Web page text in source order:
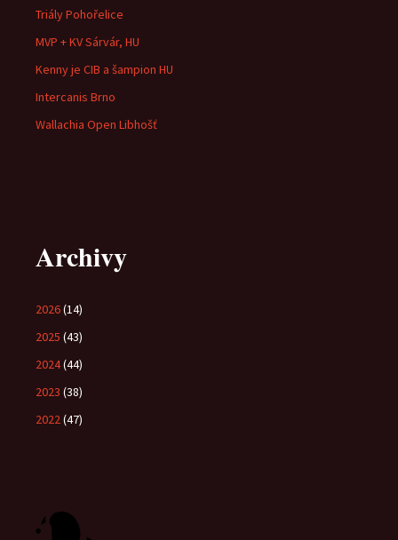
Triály Pohořelice
MVP + KV Sárvár, HU
Kenny je CIB a šampion HU
Intercanis Brno
Wallachia Open Libhošť
Archivy
2026(14)
2025 (43)
2024(44)
2023 (38)
2022(47)